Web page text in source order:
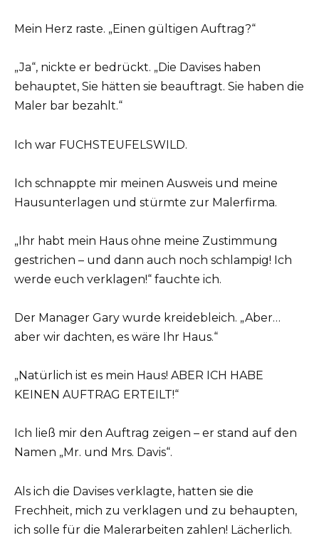
Mein Herz raste. „Einen gültigen Auftrag?“
„Ja“, nickte er bedrückt. „Die Davises haben
behauptet, Sie hätten sie beauftragt. Sie haben die
Maler bar bezahlt.“
Ich war FUCHSTEUFELSWILD.
Ich schnappte mir meinen Ausweis und meine
Hausunterlagen und stürmte zur Malerfirma.
„Ihr habt mein Haus ohne meine Zustimmung
gestrichen – und dann auch noch schlampig! Ich
werde euch verklagen!“ fauchte ich.
Der Manager Gary wurde kreidebleich. „Aber…
aber wir dachten, es wäre Ihr Haus.“
„Natürlich ist es mein Haus! ABER ICH HABE
KEINEN AUFTRAG ERTEILT!“
Ich ließ mir den Auftrag zeigen – er stand auf den
Namen „Mr. und Mrs. Davis“.
Als ich die Davises verklagte, hatten sie die
Frechheit, mich zu verklagen und zu behaupten,
ich solle für die Malerarbeiten zahlen! Lächerlich.